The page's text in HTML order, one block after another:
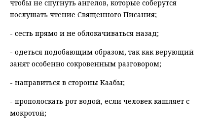
чтобы не спугнуть ангелов, которые соберутся
послушать чтение Священного Писания;
- сесть прямо и не облокачиваться назад;
- одеться подобающим образом, так как верующий
занят особенно сокровенным разговором;
- направиться в стороны Каабы;
- прополоскать рот водой, если человек кашляет с
мокротой;